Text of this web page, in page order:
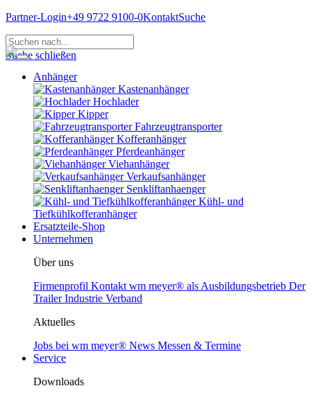
Partner-Login+49 9722 9100-0KontaktSuche
Suche schließen
Anhänger
Kastenanhänger
Hochlader
Kipper
Fahrzeugtransporter
Kofferanhänger
Pferdeanhänger
Viehanhänger
Verkaufsanhänger
Senkliftanhaenger
Kühl- und
Tiefkühlkofferanhänger
Ersatzteile-Shop
Unternehmen
Über uns
Firmenprofil Kontakt wm meyer® als Ausbildungsbetrieb Der
Trailer Industrie Verband
Aktuelles
Jobs bei wm meyer® News Messen & Termine
Service
Downloads